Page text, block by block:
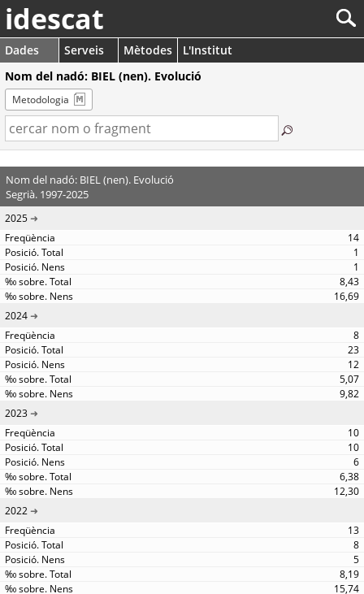
idescat
Dades Serveis Mètodes
L'Institut
Nom del nadó: BIEL (nen). Evolució
Metodologia
Nom del nadó: BIEL (nen). Evolució
Segrià. 1997-2025
2025
14
1
1
8,43
16,69
2024
8
23
12
5,07
9,82
2023
10
10
6
6,38
12,30
2022
13
8
5
8,19
15,74